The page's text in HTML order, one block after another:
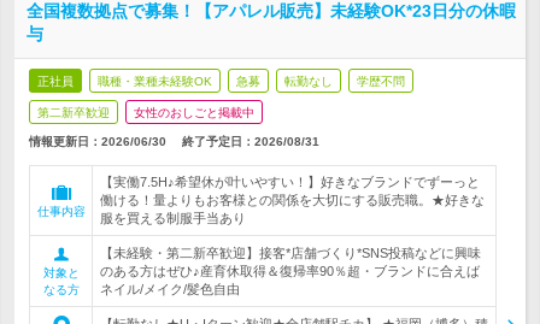
全国複数拠点で募集！【アパレル販売】未経験OK*23日分の休暇
与
正社員 職種・業種未経験OK 急募 転勤なし 学歴不問
第二新卒歓迎 女性のおしごと掲載中
情報更新日：2026/06/30 終了予定日： 2026/08/31
仕事内容
【実働7.5H♪希望休が叶いやすい！】好きなブランドでずーっと
働ける！量よりもお客様との関係を大切にする販売職。★好きな
服を買える制服手当あり
対象と
なる方
【未経験・第二新卒歓迎】接客*店舗づくり*SNS投稿などに興味
のある方はぜひ♪産育休取得＆復帰率90％超・ブランドに合えば
ネイル/メイク/髪色自由